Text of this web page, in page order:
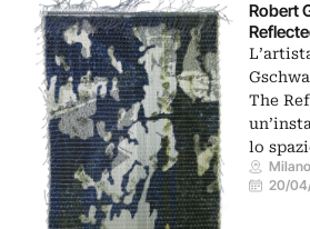
Robert
The
lo
20/